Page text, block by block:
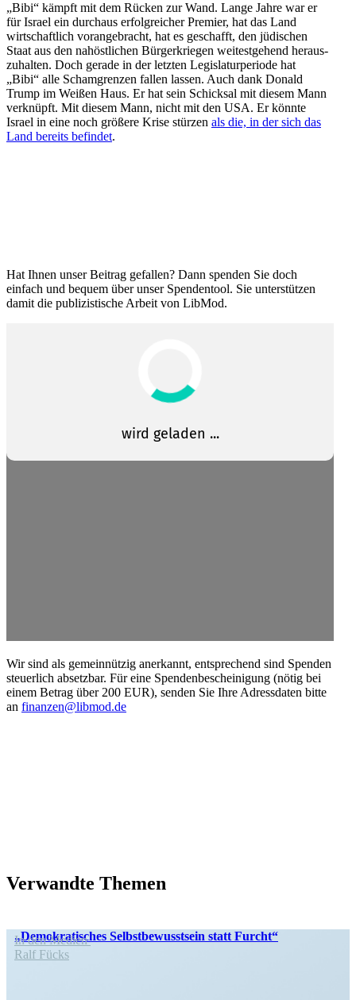
„Bibi“ kämpft mit dem Rücken zur Wand. Lange Jahre war er
für Israel ein durchaus erfolg­reicher Premier, hat das Land
wirtschaftlich voran­ge­bracht, hat es geschafft, den jüdischen
Staat aus den nahöst­lichen Bürger­kriegen weitest­gehend heraus­
zu­halten. Doch gerade in der letzten Legis­la­tur­pe­riode hat
„Bibi“ alle Scham­grenzen fallen lassen. Auch dank Donald
Trump im Weißen Haus. Er hat sein Schicksal mit diesem Mann
verknüpft. Mit diesem Mann, nicht mit den USA. Er könnte
Israel in eine noch größere Krise stürzen als die, in der sich das
Land bereits befindet.
Hat Ihnen unser Beitrag gefallen? Dann spenden Sie doch
einfach und bequem über unser Spendentool. Sie unter­stützen
damit die publi­zis­tische Arbeit von LibMod.
Wir sind als gemein­nützig anerkannt, entspre­chend sind Spenden
steuerlich absetzbar. Für eine Spenden­be­schei­nigung (nötig bei
einem Betrag über 200 EUR), senden Sie Ihre Adress­daten bitte
an finanzen@libmod.de
Verwandte Themen
„Demokra­ti­sches Selbst­be­wusstsein statt Furcht“
In den Medien
Ralf Fücks